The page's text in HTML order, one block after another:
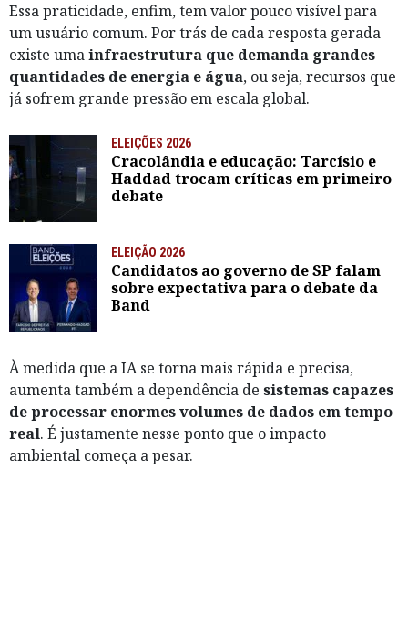
Essa praticidade, enfim, tem valor pouco visível para
um usuário comum. Por trás de cada resposta gerada
existe umainfraestrutura que demanda grandes
quantidades de energia e água, ou seja, recursos que
já sofrem grande pressão em escala global.
ELEIÇÕES 2026
Cracolândia e educação: Tarcísio e
Haddad trocam críticas em primeiro
debate
ELEIÇÃO 2026
Candidatos ao governo de SP falam
sobre expectativa para o debate da
Band
À medida que a IA se torna mais rápida e precisa,
aumenta também a dependência de sistemas capazes
de processar enormes volumes de dados em tempo
real. É justamente nesse ponto que o impacto
ambiental começa a pesar.